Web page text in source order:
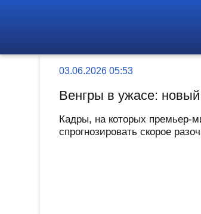
03.06.2026 05:53
Венгры в ужасе:
Кадры, на которых премьер-
спрогнозировать скорое